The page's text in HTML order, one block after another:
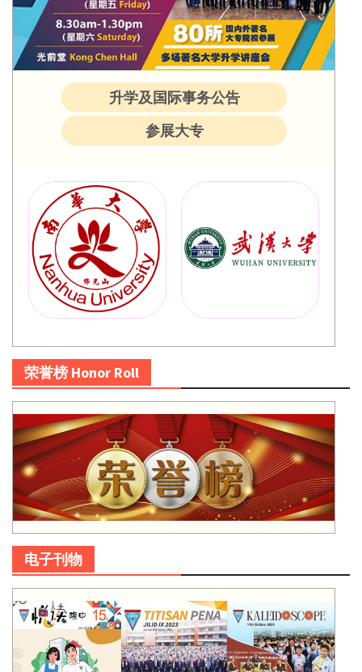
升学及国际事务公告
参展大专
荣誉榜 Honor Roll
电子刊物